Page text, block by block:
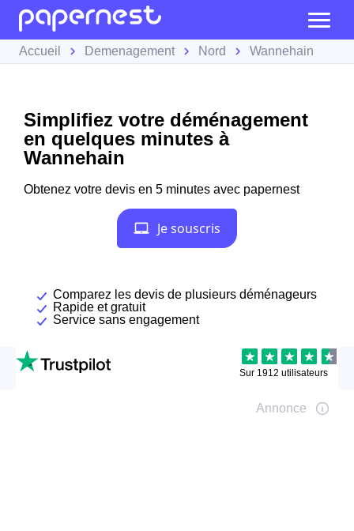
Accueil Demenagement Nord Wannehain